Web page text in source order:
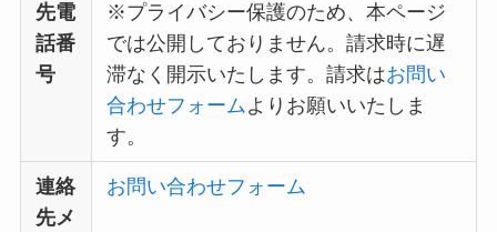
先電
話番
号
※プライバシー保護のため、本ページ
では公開しておりません。請求時に遅
滞なく開示いたします。請求はお問い
合わせフォームよりお願いいたしま
す。
連絡
先メ
お問い合わせフォーム